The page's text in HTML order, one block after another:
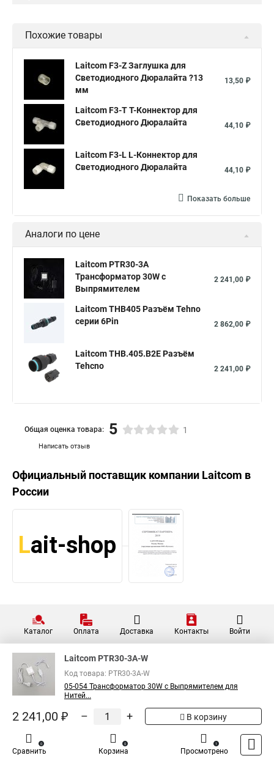
Похожие товары
Laitcom F3-Z Заглушка для
Светодиодного Дюралайта ?13
мм
13,50 ₽
Laitcom F3-T T-Коннектор для
Светодиодного Дюралайта
44,10 ₽
Laitcom F3-L L-Коннектор для
Светодиодного Дюралайта
44,10 ₽
Показать больше
Аналоги по цене
Laitcom PTR30-3A
Трансформатор 30W с
Выпрямителем
2 241,00 ₽
Laitcom THB405 Разъём Tehno
серии 6Pin
2 862,00 ₽
Laitcom ТНВ.405.B2Е Разъём
Tehcno
2 241,00 ₽
Написать отзыв
Общая оценка товара: 5 1
Официальный поставщик компании Laitcom в
России
Каталог Оплата Доставка Контакты Войти
Laitcom PTR30-3A-W
Код товара: PTR30-3A-W
05-054 Трансформатор 30W с Выпрямителем для
Нитей...
2 241,00 ₽ – + В корзину
Сравнить
0
Корзина
0
Просмотрено
1